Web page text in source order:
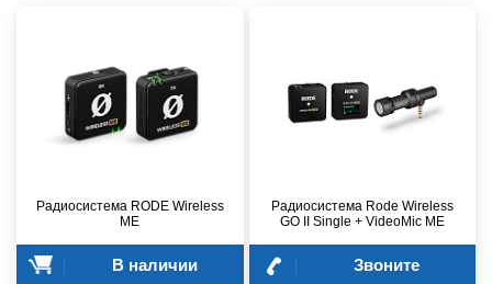
Радиосистема RODE Wireless
ME
В наличии
Радиосистема Rode Wireless
GO II Single + VideoMic ME
Звоните